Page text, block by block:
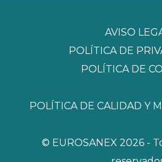
AVISO
POLÍTICA DE
POLÍTICA DE
POLÍTICA DE CALIDAD Y
© EUROSANEX 2026 -